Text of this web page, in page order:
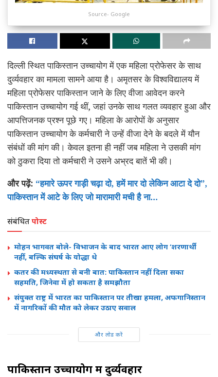
Source- Google
दिल्ली स्थित पाकिस्तान उच्चायोग में एक महिला प्रोफेसर के साथ
दुर्व्यवहार का मामला सामने आया है। अमृतसर के विश्वविद्यालय में
महिला प्रोफेसर पाकिस्तान जाने के लिए वीजा आवेदन करने
पाकिस्तान उच्चायोग गई थीं, जहां उनके साथ गलत व्यवहार हुआ और
आपत्तिजनक प्रश्न पूछे गए। महिला के आरोपों के अनुसार
पाकिस्तान उच्चायोग के कर्मचारी ने उन्हें वीजा देने के बदले में यौन
संबंधों की मांग की। केवल इतना ही नहीं जब महिला ने उसकी मांग
को ठुकरा दिया तो कर्मचारी ने उसने अभ्रद बातें भी की।
और पढ़ें: “हमारे ऊपर गाड़ी चढ़ा दो, हमें मार दो लेकिन आटा दे दो”,
पाकिस्तान में आटे के लिए जो मारामारी मची है ना…
संबंधितपोस्ट
मोहन भागवत बोले- विभाजन के बाद भारत आए लोग ‘शरणार्थी’
नहीं, बल्कि संघर्ष के योद्धा थे
कतर की मध्यस्थता से बनी बात: पाकिस्तान नहीं दिला सका
सहमति, जिनेवा में हो सकता है समझौता
संयुक्त राष्ट्र में भारत का पाकिस्तान पर तीखा हमला, अफगानिस्तान
में नागरिकों की मौत को लेकर उठाए सवाल
और लोड करें
पाकिस्तान उच्चायोग में दुर्व्यवहार